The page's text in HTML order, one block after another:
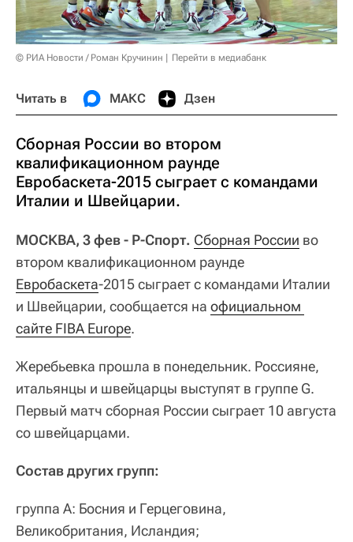
© РИА Новости / Роман Кручинин Перейти в медиабанк
Читать в МАКС Дзен
Сборная России во втором
квалификационном раунде
Евробаскета-2015 сыграет с командами
Италии и Швейцарии.
МОСКВА, 3 фев - Р-Спорт. Сборная России во
втором квалификационном раунде
Евробаскета-2015 сыграет с командами Италии
и Швейцарии, сообщается на официальном
сайте FIBA Europe.
Жеребьевка прошла в понедельник. Россияне,
итальянцы и швейцарцы выступят в группе G.
Первый матч сборная России сыграет 10 августа
со швейцарцами.
Состав других групп:
группа А: Босния и Герцеговина,
Великобритания, Исландия;